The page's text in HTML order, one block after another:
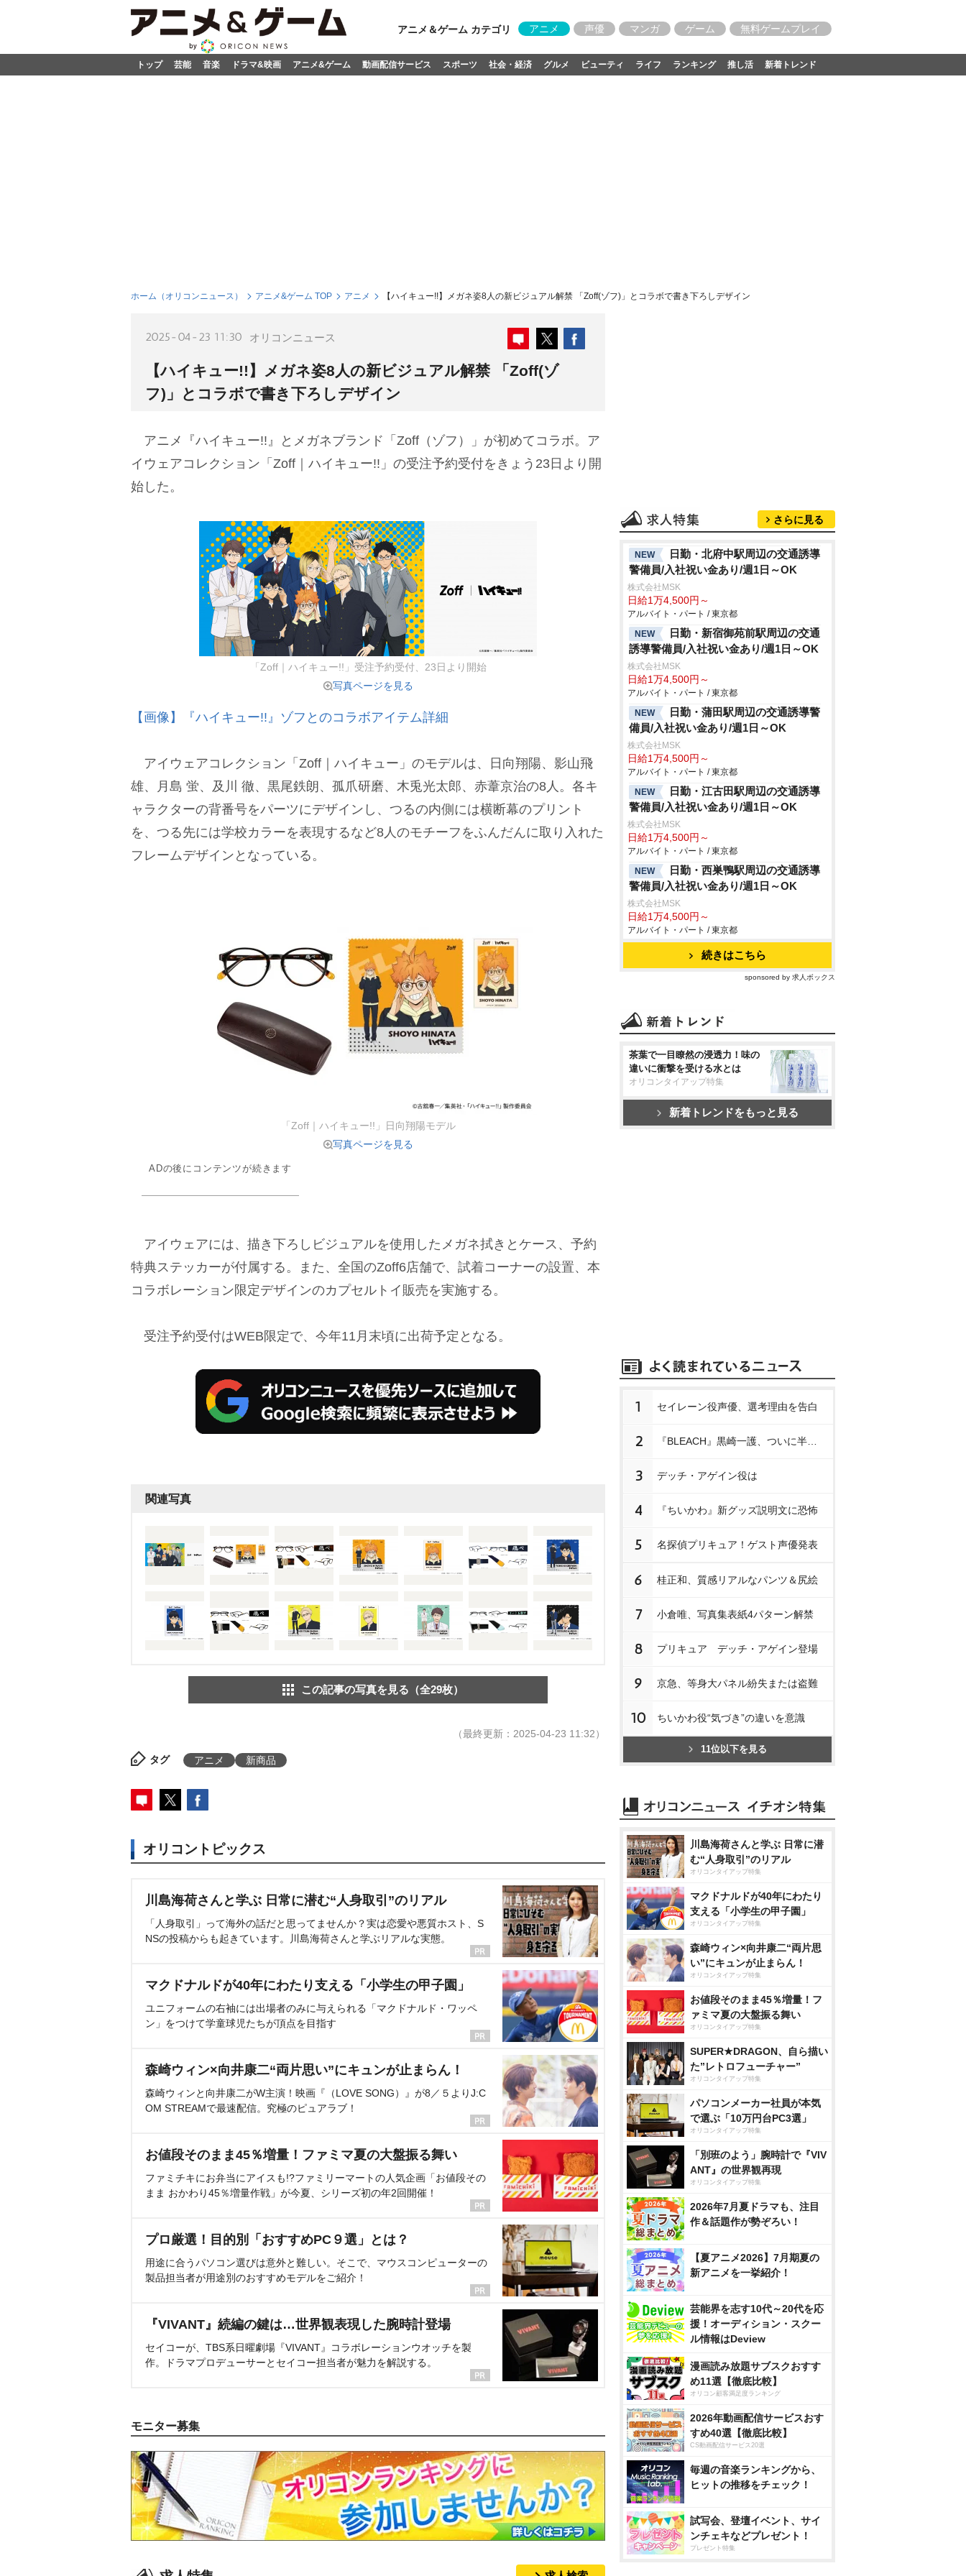
アニメ＆ゲーム カテゴリ アニメ 声優 マンガ ゲーム 無料ゲームプレイ
トップ 芸能 音楽 ドラマ&映画 アニメ&ゲーム 動画配信サービス スポーツ 社会・経済 グルメ ビューティ ライフ ランキング 推し活 新着トレンド
ホーム（オリコンニュース） アニメ&ゲーム TOP アニメ 【ハイキュー!!】メガネ姿8人の新ビジュアル解禁 「Zoff(ゾフ)」とコラボで書き下ろしデザイン
2025-04-23 11:30 オリコンニュース
【ハイキュー!!】メガネ姿8人の新ビジュアル解禁 「Zoff(ゾ
フ)」とコラボで書き下ろしデザイン
アニメ『ハイキュー!!』とメガネブランド「Zoff（ゾフ）」が初めてコラボ。ア
イウェアコレクション「Zoff｜ハイキュー!!」の受注予約受付をきょう23日より開
始した。
「Zoff｜ハイキュー!!」受注予約受付、23日より開始
写真ページを見る
【画像】『ハイキュー!!』ゾフとのコラボアイテム詳細
アイウェアコレクション「Zoff｜ハイキュー」のモデルは、日向翔陽、影山飛
雄、月島 蛍、及川 徹、黒尾鉄朗、孤爪研磨、木兎光太郎、赤葦京治の8人。各キ
ャラクターの背番号をパーツにデザインし、つるの内側には横断幕のプリント
を、つる先には学校カラーを表現するなど8人のモチーフをふんだんに取り入れた
フレームデザインとなっている。
「Zoff｜ハイキュー!!」日向翔陽モデル
写真ページを見る
ADの後にコンテンツが続きます
アイウェアには、描き下ろしビジュアルを使用したメガネ拭きとケース、予約
特典ステッカーが付属する。また、全国のZoff6店舗で、試着コーナーの設置、本
コラボレーション限定デザインのカプセルトイ販売を実施する。
受注予約受付はWEB限定で、今年11月末頃に出荷予定となる。
関連写真
この記事の写真を見る（全29枚）
（最終更新：2025-04-23 11:32）
タグ アニメ 新商品
オリコントピックス
川島海荷さんと学ぶ 日常に潜む“人身取引”のリアル
「人身取引」って海外の話だと思ってませんか？実は恋愛や悪質ホスト、S
NSの投稿からも起きています。川島海荷さんと学ぶリアルな実態。
マクドナルドが40年にわたり支える「小学生の甲子園」
ユニフォームの右袖には出場者のみに与えられる「マクドナルド・ワッペ
ン」をつけて学童球児たちが頂点を目指す
森崎ウィン×向井康二“両片思い”にキュンが止まらん！
森崎ウィンと向井康二がW主演！映画『（LOVE SONG）』が8／５よりJ:C
OM STREAMで最速配信。究極のピュアラブ！
お値段そのまま45％増量！ファミマ夏の大盤振る舞い
ファミチキにお弁当にアイスも!?ファミリーマートの人気企画「お値段その
まま おかわり45％増量作戦」が今夏、シリーズ初の年2回開催！
プロ厳選！目的別「おすすめPC９選」とは？
用途に合うパソコン選びは意外と難しい。そこで、マウスコンピューターの
製品担当者が用途別のおすすめモデルをご紹介！
『VIVANT』続編の鍵は…世界観表現した腕時計登場
セイコーが、TBS系日曜劇場『VIVANT』コラボレーションウオッチを製
作。ドラマプロデューサーとセイコー担当者が魅力を解説する。
モニター募集
さらに見る
NEW
日勤・北府中駅周辺の交通誘導
警備員/入社祝い金あり/週1日～OK
株式会社MSK
日給1万4,500円～
アルバイト・パート / 東京都
NEW
日勤・新宿御苑前駅周辺の交通
誘導警備員/入社祝い金あり/週1日～OK
株式会社MSK
日給1万4,500円～
アルバイト・パート / 東京都
NEW
日勤・蒲田駅周辺の交通誘導警
備員/入社祝い金あり/週1日～OK
株式会社MSK
日給1万4,500円～
アルバイト・パート / 東京都
NEW
日勤・江古田駅周辺の交通誘導
警備員/入社祝い金あり/週1日～OK
株式会社MSK
日給1万4,500円～
アルバイト・パート / 東京都
NEW
日勤・西巣鴨駅周辺の交通誘導
警備員/入社祝い金あり/週1日～OK
株式会社MSK
日給1万4,500円～
アルバイト・パート / 東京都
続きはこちら
sponsored by 求人ボックス
茶葉で一目瞭然の浸透力！味の
違いに衝撃を受ける水とは
オリコンタイアップ特集
新着トレンドをもっと見る
1 セイレーン役声優、選考理由を告白
2
3 デッチ・アゲイン役は
4 『ちいかわ』新グッズ説明文に恐怖
5 名探偵プリキュア！ゲスト声優発表
6 桂正和、質感リアルなパンツ＆尻絵
7 小倉唯、写真集表紙4パターン解禁
8 プリキュア デッチ・アゲイン登場
9 京急、等身大パネル紛失または盗難
10 ちいかわ役“気づき”の違いを意識
11位以下を見る
川島海荷さんと学ぶ 日常に潜
む“人身取引”のリアル
オリコンタイアップ特集
マクドナルドが40年にわたり
支える「小学生の甲子園」
オリコンタイアップ特集
森崎ウィン×向井康二“両片思
い”にキュンが止まらん！
オリコンタイアップ特集
お値段そのまま45％増量！フ
ァミマ夏の大盤振る舞い
オリコンタイアップ特集
SUPER★DRAGON、自ら描い
た”レトロフューチャー”
オリコンタイアップ特集
パソコンメーカー社員が本気
で選ぶ「10万円台PC3選」
オリコンタイアップ特集
「別班のよう」腕時計で『VIV
ANT』の世界観再現
オリコンタイアップ特集
2026年7月夏ドラマも、注目
作＆話題作が勢ぞろい！
【夏アニメ2026】7月期夏の
新アニメを一挙紹介！
芸能界を志す10代～20代を応
援！オーディション・スクー
ル情報はDeview
漫画読み放題サブスクおすす
め11選【徹底比較】
オリコン顧客満足度ランキング
2026年動画配信サービスおす
すめ40選【徹底比較】
CS動画配信サービス20選
毎週の音楽ランキングから、
ヒットの推移をチェック！
試写会、登壇イベント、サイ
ンチェキなどプレゼント！
プレゼント特集